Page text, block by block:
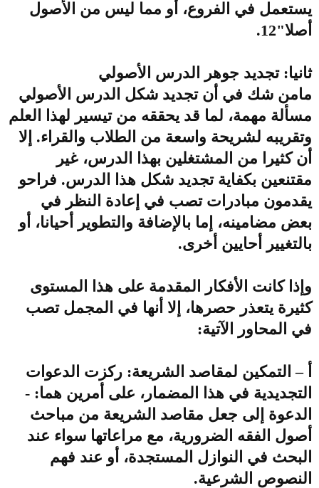
يستعمل في الفروع، أو مما ليس من الأصول
أصلا"12.
ثانيا: تجديد جوهر الدرس الأصولي
مامن شك في أن تجديد شكل الدرس الأصولي
مسألة مهمة، لما قد يحققه من تيسير لهذا العلم
وتقريبه لشريحة واسعة من الطلاب والقراء. إلا
أن كثيرا من المشتغلين بهذا الدرس، غير
مقتنعين بكفاية تجديد شكل هذا الدرس. فراحو
يقدمون مبادرات تصب في إعادة النظر في
بعض مضامينه، إما بالإضافة والتطوير أحيانا، أو
بالتغيير أحايين أخرى.
وإذا كانت الأفكار المقدمة على هذا المستوى
كثيرة يتعذر حصرها، إلا أنها في المجمل تصب
في المحاور الآتية:
أ – التمكين لمقاصد الشريعة: ركزت الدعوات
التجديدية في هذا المضمار، على أمرين هما: -
الدعوة إلى جعل مقاصد الشريعة من مباحث
أصول الفقه الضرورية، مع مراعاتها سواء عند
البحث في النوازل المستجدة، أو عند فهم
النصوص الشرعية.